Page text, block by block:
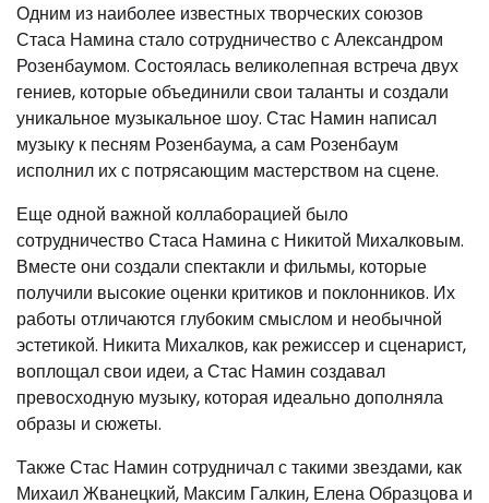
Одним из наиболее известных творческих союзов
Стаса Намина стало сотрудничество с Александром
Розенбаумом. Состоялась великолепная встреча двух
гениев, которые объединили свои таланты и создали
уникальное музыкальное шоу. Стас Намин написал
музыку к песням Розенбаума, а сам Розенбаум
исполнил их с потрясающим мастерством на сцене.
Еще одной важной коллаборацией было
сотрудничество Стаса Намина с Никитой Михалковым.
Вместе они создали спектакли и фильмы, которые
получили высокие оценки критиков и поклонников. Их
работы отличаются глубоким смыслом и необычной
эстетикой. Никита Михалков, как режиссер и сценарист,
воплощал свои идеи, а Стас Намин создавал
превосходную музыку, которая идеально дополняла
образы и сюжеты.
Также Стас Намин сотрудничал с такими звездами, как
Михаил Жванецкий, Максим Галкин, Елена Образцова и